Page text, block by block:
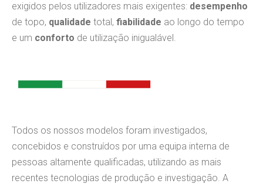
exigidos pelos utilizadores mais exigentes: desempenho
de topo, qualidade total, fiabilidade ao longo do tempo
e um conforto de utilização inigualável.
Todos os nossos modelos foram investigados,
concebidos e construídos por uma equipa interna de
pessoas altamente qualificadas, utilizando as mais
recentes tecnologias de produção e investigação. A